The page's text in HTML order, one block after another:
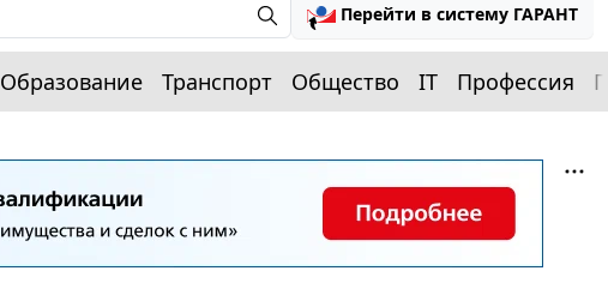
Перейти в систему ГАРАНТ
Образование Транспорт Общество IT Профессия